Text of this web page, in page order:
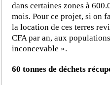
dans certaines zones à
mois. Pour ce projet, si on
la location de ces terres
CFA par an, aux
inconcevable ».
60 tonnes de déchets